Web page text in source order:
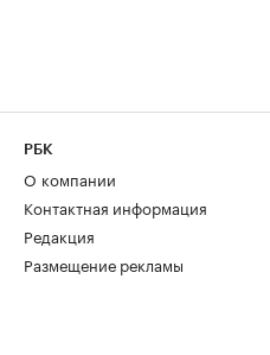
РБК
О компании
Контактная информация
Редакция
Размещение рекламы